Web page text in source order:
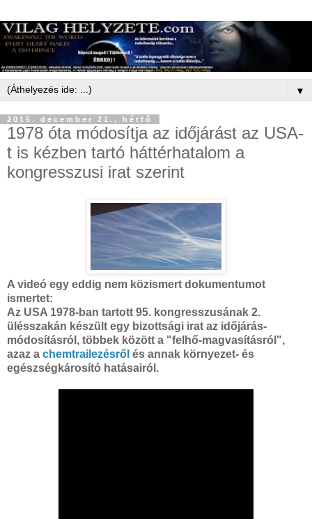
▼
2015. december 21., hétfő
1978 óta módosítja az időjárást az USA-
t is kézben tartó háttérhatalom a
kongresszusi irat szerint
A videó egy eddig nem közismert dokumentumot
ismertet:
Az USA 1978-ban tartott 95. kongresszusának 2.
ülésszakán készült egy bizottsági irat az időjárás-
módosításról, többek között a "felhő-magvasításról",
azaz a chemtrailezésről és annak környezet- és
egészségkárosító hatásairól.